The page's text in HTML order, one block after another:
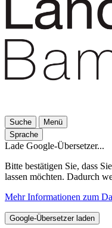
Suche
Menü
Sprache
Lade Google-Übersetzer...
Bitte bestätigen Sie, dass
lassen möchten. Dadurch
Mehr Informationen zum
Google-Übersetzer laden